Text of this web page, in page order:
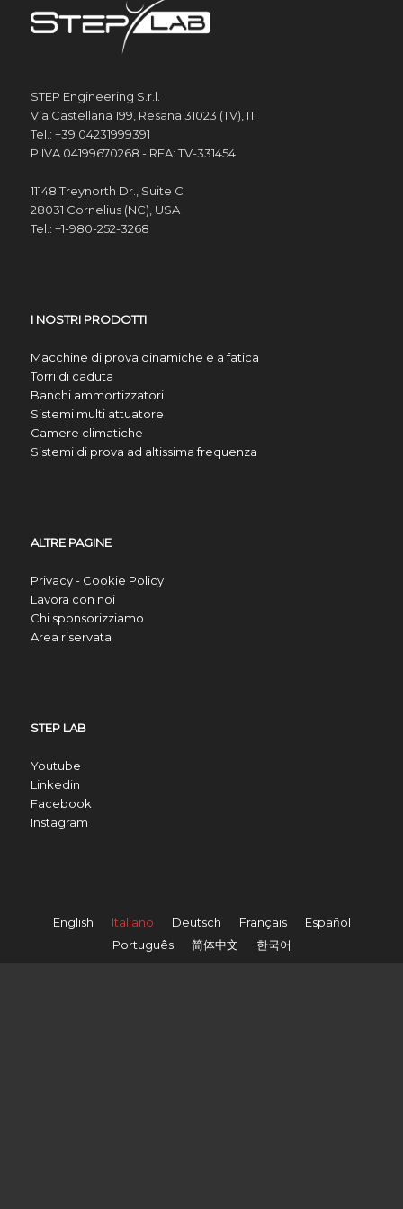
STEP Engineering S.r.l.
Via Castellana 199, Resana 31023 (TV), IT
Tel.: +39 04231999391
P.IVA 04199670268 - REA: TV-331454
11148 Treynorth Dr., Suite C
28031 Cornelius (NC), USA
Tel.: +1-980-252-3268
I NOSTRI PRODOTTI
Macchine di prova dinamiche e a fatica
Torri di caduta
Banchi ammortizzatori
Sistemi multi attuatore
Camere climatiche
Sistemi di prova ad altissima frequenza
ALTRE PAGINE
Privacy - Cookie Policy
Lavora con noi
Chi sponsorizziamo
Area riservata
STEP LAB
Youtube
Linkedin
Facebook
Instagram
English Italiano Deutsch Français
Español
Português
简体中文 한국어